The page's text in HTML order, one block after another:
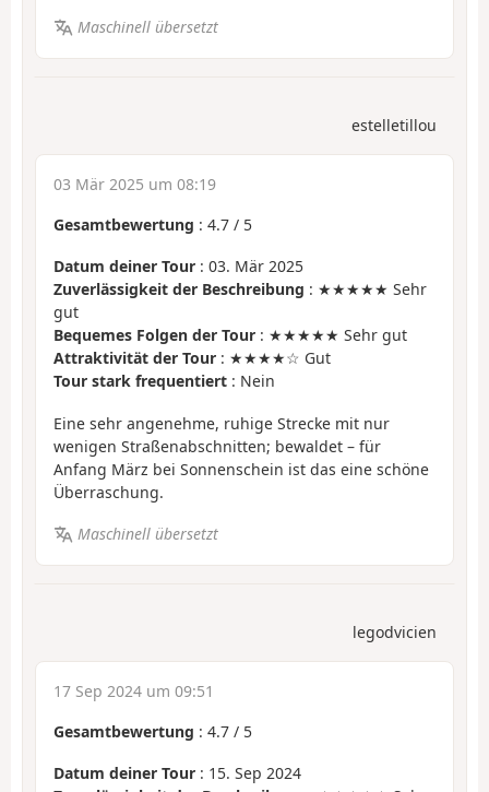
Maschinell übersetzt
estelletillou
03 Mär 2025 um 08:19
Gesamtbewertung : 4.7 / 5
Datum deiner Tour : 03. Mär 2025
Zuverlässigkeit der Beschreibung : ★★★★★ Sehr
gut
Bequemes Folgen der Tour : ★★★★★ Sehr gut
Attraktivität der Tour : ★★★★☆ Gut
Tour stark frequentiert : Nein
Eine sehr angenehme, ruhige Strecke mit nur
wenigen Straßenabschnitten; bewaldet – für
Anfang März bei Sonnenschein ist das eine schöne
Überraschung.
Maschinell übersetzt
legodvicien
17 Sep 2024 um 09:51
Gesamtbewertung : 4.7 / 5
Datum deiner Tour : 15. Sep 2024